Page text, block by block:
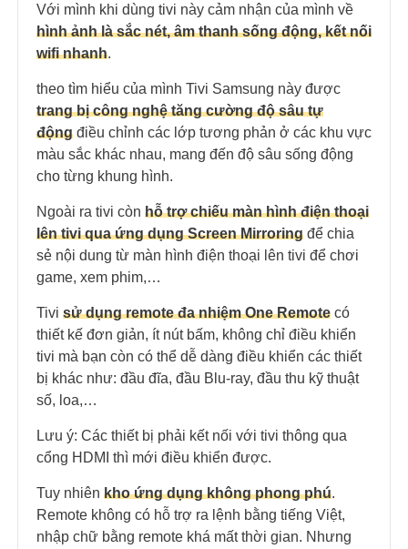
Với mình khi dùng tivi này cảm nhận của mình về
hình ảnh là sắc nét, âm thanh sống động, kết nối
wifi nhanh.
theo tìm hiểu của mình Tivi Samsung này được
trang bị công nghệ tăng cường độ sâu tự
động điều chỉnh các lớp tương phản ở các khu vực
màu sắc khác nhau, mang đến độ sâu sống động
cho từng khung hình.
Ngoài ra tivi còn hỗ trợ chiếu màn hình điện thoại
lên tivi qua ứng dụng Screen Mirroring để chia
sẻ nội dung từ màn hình điện thoại lên tivi để chơi
game, xem phim,…
Tivi sử dụng remote đa nhiệm One Remote có
thiết kế đơn giản, ít nút bấm, không chỉ điều khiển
tivi mà bạn còn có thể dễ dàng điều khiển các thiết
bị khác như: đầu đĩa, đầu Blu-ray, đầu thu kỹ thuật
số, loa,…
Lưu ý: Các thiết bị phải kết nối với tivi thông qua
cổng HDMI thì mới điều khiển được.
Tuy nhiên kho ứng dụng không phong phú.
Remote không có hỗ trợ ra lệnh bằng tiếng Việt,
nhập chữ bằng remote khá mất thời gian. Nhưng